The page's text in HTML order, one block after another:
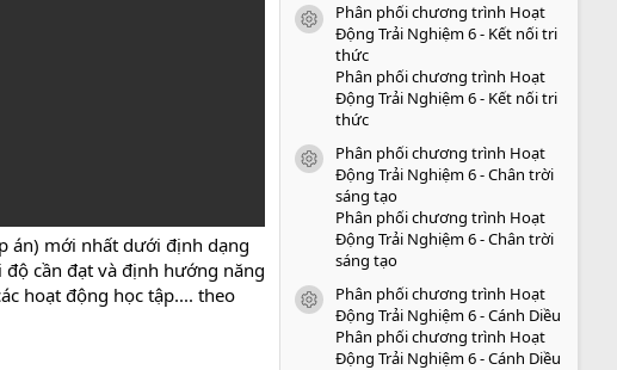
án) mới nhất dưới định dạng
cần đạt và định hướng năng
hoạt động học tập.... theo
icon tài liệu
Phân phối chương trình Hoạt
Động Trải Nghiệm 6 - Kết nối tri
thức
Phân phối chương trình Hoạt
Động Trải Nghiệm 6 - Kết nối tri
thức
icon tài liệu
Phân phối chương trình Hoạt
Động Trải Nghiệm 6 - Chân trời
sáng tạo
Phân phối chương trình Hoạt
Động Trải Nghiệm 6 - Chân trời
sáng tạo
icon tài liệu
Phân phối chương trình Hoạt
Động Trải Nghiệm 6 - Cánh Diều
Phân phối chương trình Hoạt
Động Trải Nghiệm 6 - Cánh Diều